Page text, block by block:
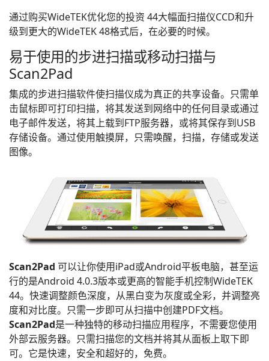
通过购买WideTEK优化您的投资 44大幅面扫描仪CCD和升
级到更大的WideTEK 48格式后，在必要的时候。
易于使用的步进扫描或移动扫描与
Scan2Pad
集成的步进扫描软件使扫描仪成为真正的共享设备。只需单
击鼠标即可打印扫描，将其发送到网络中的任何目录或通过
电子邮件发送，将其上载到FTP服务器，或将其保存到USB
存储设备。通过使用触摸屏，只需唤醒，扫描，存储或发送
图像。
Scan2Pad 可以让你使用iPad或Android平板电脑，甚至运
行的是Android 4.0.3版本或更高的智能手机控制WideTEK
44。快速调整颜色深度，从黑白变为灰度或全彩，并调整亮
度和对比度。只需一步即可从扫描中创建PDF文档。
Scan2Pad是一种独特的移动扫描应用程序，不需要您使用
外部云服务器。只需扫描您的文档并将其从面板上取下即
可。它是快速，安全和超好的，免费。